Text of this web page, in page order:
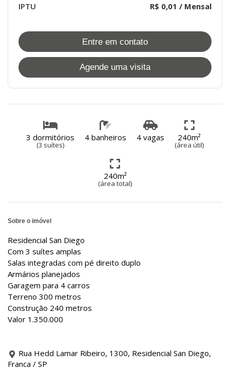
IPTU
R$ 0,01 / Mensal
Entre em contato
Agende uma visita
3 dormitórios
(3 suítes)
4 banheiros 4 vagas 240m²
(área útil)
240m²
(área total)
Sobre o imóvel
Residencial San Diego
Com 3 suítes amplas
Salas integradas com pé direito duplo
Armários planejados
Garagem para 4 carros
Terreno 300 metros
Construção 240 metros
Valor 1.350.000
Rua Hedd Lamar Ribeiro, 1300, Residencial San Diego,
Franca / SP